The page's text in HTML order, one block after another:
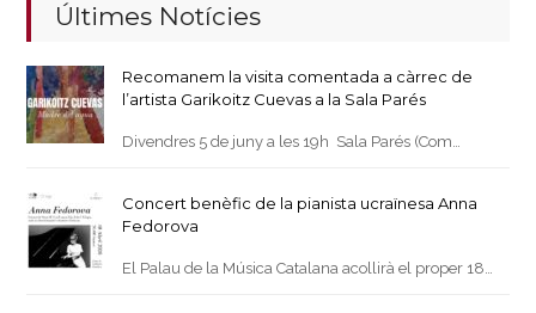
Últimes Notícies
Recomanem la visita comentada a càrrec de
l’artista Garikoitz Cuevas a la Sala Parés
Divendres 5 de juny a les 19h Sala Parés (Com…
Concert benèfic de la pianista ucraïnesa Anna
Fedorova
El Palau de la Música Catalana acollirà el proper 18…